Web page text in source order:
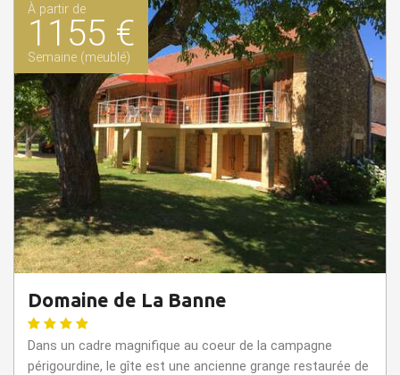
À partir de
1155 €
Semaine (meublé)
Domaine de La Banne
Dans un cadre magnifique au coeur de la campagne
périgourdine, le gîte est une ancienne grange restaurée de